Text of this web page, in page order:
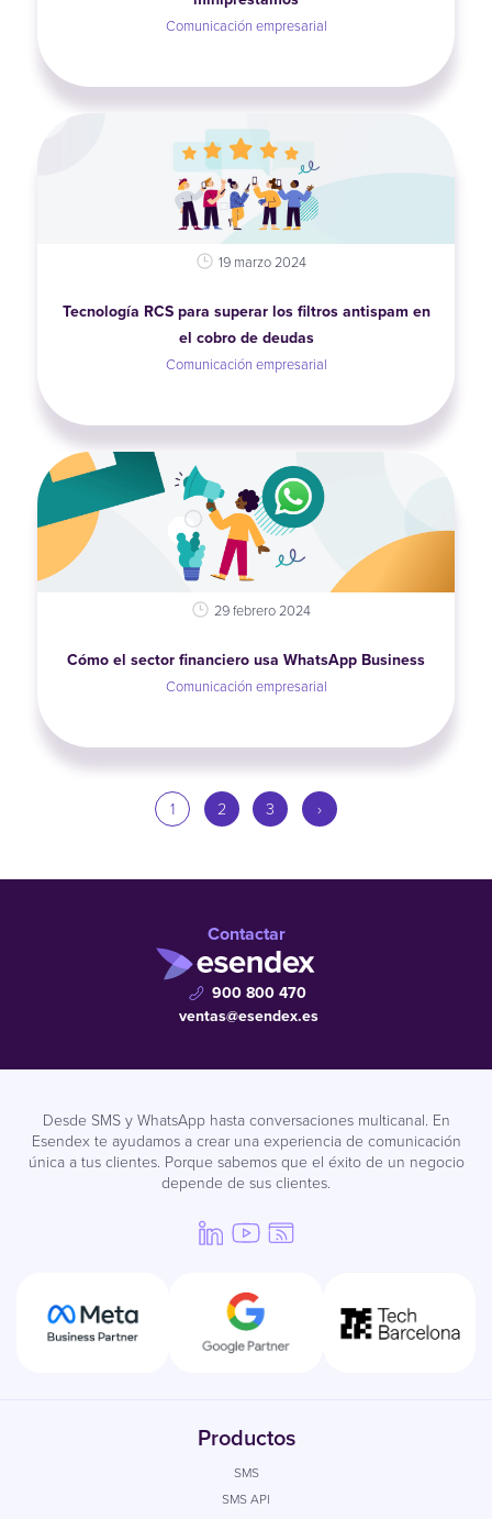
Comunicación empresarial
19 marzo 2024
Tecnología RCS para superar los filtros antispam en
el cobro de deudas
Comunicación empresarial
29 febrero 2024
Cómo el sector financiero usa WhatsApp Business
Comunicación empresarial
1 2 3 ›
Contactar
900 800 470
ventas@esendex.es
Desde SMS y WhatsApp hasta conversaciones multicanal. En
Esendex te ayudamos a crear una experiencia de comunicación
única a tus clientes. Porque sabemos que el éxito de un negocio
depende de sus clientes.
Productos
SMS
SMS API